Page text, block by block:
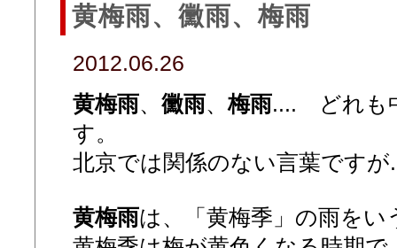
黄梅雨、黴雨、梅雨
2012.06.26
黄梅雨 、黴雨 、梅雨.... どれも
す。
北京では関係のない言葉ですが
黄梅雨は、「黄梅季」の雨をい